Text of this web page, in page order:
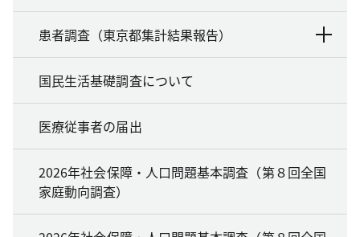
患者調査（東京都集計結果報告）
国民生活基礎調査について
医療従事者の届出
2026年社会保障・人口問題基本調査（第８回全国
家庭動向調査）